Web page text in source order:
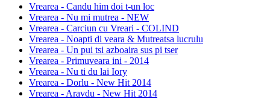
Vrearea - Candu him doi t-un loc
Vrearea - Nu mi mutrea - NEW
Vrearea - Carciun cu Vreari - COLIND
Vrearea - Noapti di veara & Mutreatsa lucrulu
Vrearea - Un pui tsi azboaira sus pi tser
Vrearea - Primuveara ini - 2014
Vrearea - Nu ti du lai Iory
Vrearea - Dorlu - New Hit 2014
Vrearea - Aravdu - New Hit 2014